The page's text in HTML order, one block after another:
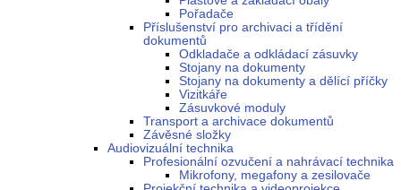
Pořadače
Příslušenství pro archivaci a třídění
dokumentů
Odkladače a odkládací zásuvky
Stojany na dokumenty
Stojany na dokumenty a dělící příčky
Vizitkáře
Zásuvkové moduly
Transport a archivace dokumentů
Závěsné složky
Audiovizuální technika
Profesionální ozvučení a nahrávací technika
Mikrofony, megafony a zesilovače